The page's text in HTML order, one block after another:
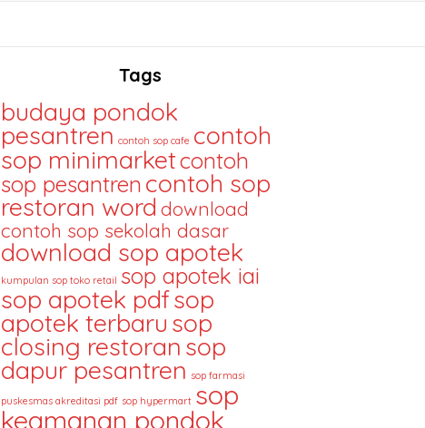
Tags
budaya pondok
pesantren contoh sop cafe contoh
sop minimarketcontoh
sop pesantren contoh sop
restoran word download
contoh sop sekolah dasar
download sop apotek
kumpulan sop toko retail sop apotek iai
sop apotek pdfsop
apotek terbaru sop
closing restoran sop
dapur pesantren sop farmasi
puskesmas akreditasi pdf sop hypermart sop
keamanan pondok